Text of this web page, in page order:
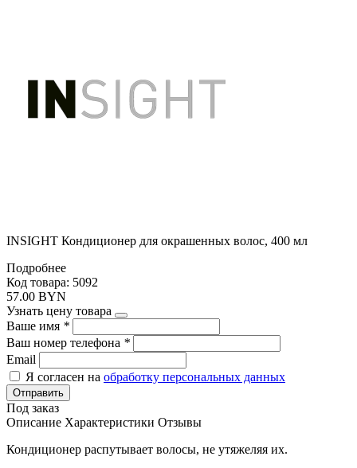
INSIGHT Кондиционер для окрашенных волос, 400 мл
Подробнее
Код товара: 5092
57.00 BYN
Узнать цену товара
Ваше имя *
Ваш номер телефона *
Email
Я согласен на обработку персональных данных
Отправить
Под заказ
Описание Характеристики Отзывы
Кондиционер распутывает волосы, не утяжеляя их.